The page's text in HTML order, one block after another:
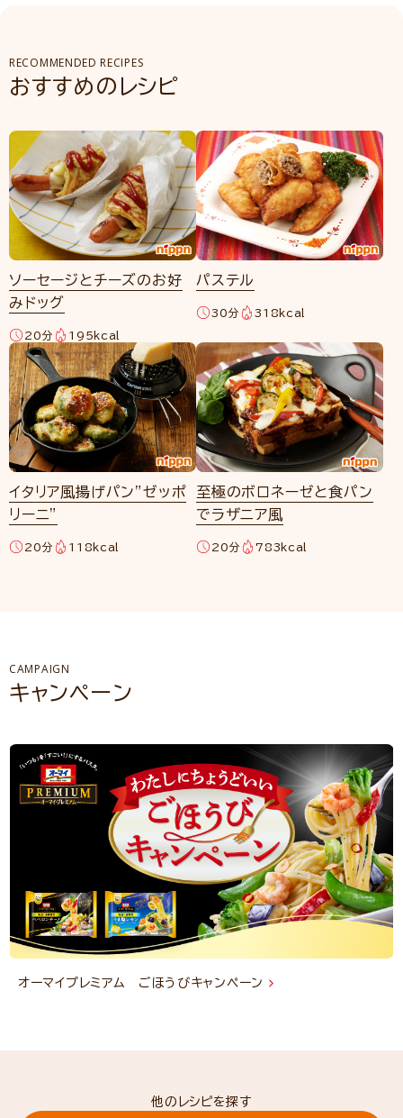
RECOMMENDED RECIPES
おすすめのレシピ
ソーセージとチーズのお好
みドッグ
20分 195kcal
パステル
30分 318kcal
イタリア風揚げパン”ゼッポ
リーニ”
20分 118kcal
至極のボロネーゼと食パン
でラザニア風
20分 783kcal
CAMPAIGN
キャンペーン
オーマイプレミアム ごほうびキャンペーン
他のレシピを探す